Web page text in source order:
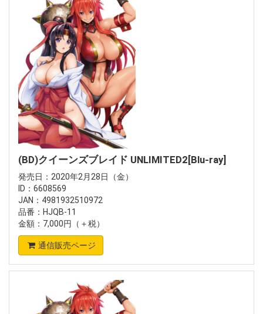
(BD)クイーンズブレイド UNLIMITED2[Blu-ray]
発売日：2020年2月28日（金）
ID：6608569
JAN：4981932510972
品番：HJQB-11
金額：7,000円（＋税）
通信販売ページ